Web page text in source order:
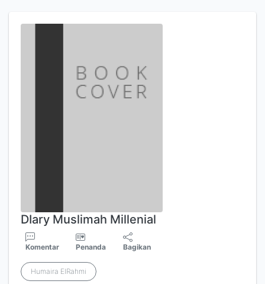
DIary Muslimah Millenial
Komentar Penanda Bagikan
Humaira ElRahmi